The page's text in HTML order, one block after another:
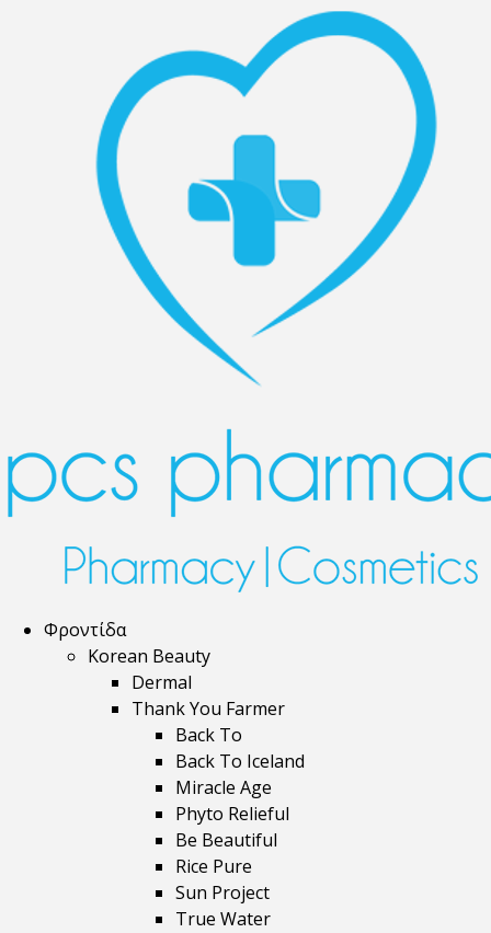
Φροντίδα
Korean Beauty
Dermal
Thank You Farmer
Back To
Back To Iceland
Miracle Age
Phyto Relieful
Be Beautiful
Rice Pure
Sun Project
True Water